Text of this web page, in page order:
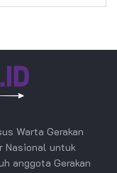
Warta Gerakan
Nasional untuk
anggota Gerakan